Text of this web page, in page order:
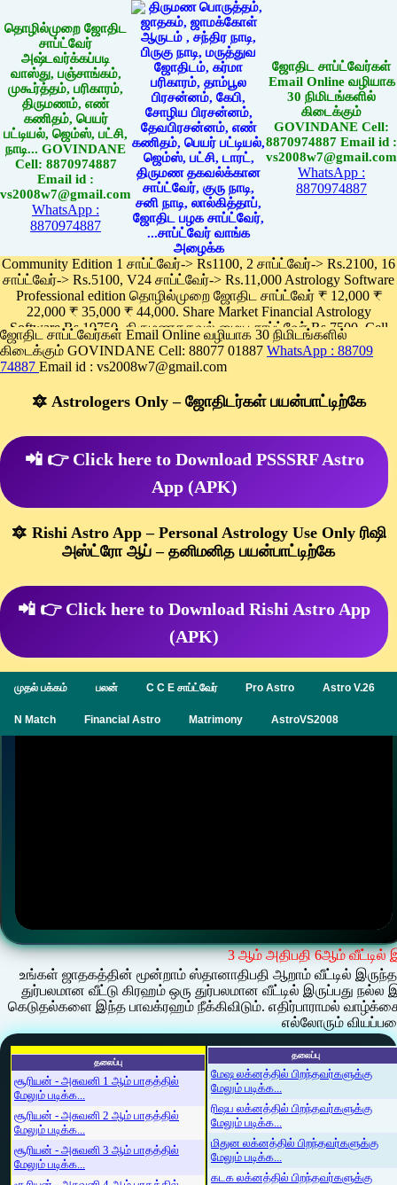
தொழில்முறை ஜோதிட
சாப்ட்வேர்
அஷ்டவர்க்கப்படி
வாஸ்து, பஞ்சாங்கம்,
முகூர்த்தம், பரிகாரம்,
திருமணம், எண்
கணிதம், பெயர்
பட்டியல், ஜெம்ஸ், பட்சி,
நாடி... GOVINDANE
Cell: 8870974887
Email id :
vs2008w7@gmail.com
WhatsApp :
8870974887
ஜோதிட சாப்ட்வேர்கள்
Email Online வழியாக
30 நிமிடங்களில்
கிடைக்கும்
GOVINDANE Cell:
8870974887 Email id :
vs2008w7@gmail.com
WhatsApp :
8870974887
Community Edition 1 சாப்ட்வேர்-> Rs1100, 2 சாப்ட்வேர்-> Rs.2100, 16
சாப்ட்வேர்-> Rs.5100, V24 சாப்ட்வேர்-> Rs.11,000 Astrology Software
Professional edition தொழில்முறை ஜோதிட சாப்ட்வேர் ₹ 12,000 ₹
22,000 ₹ 35,000 ₹ 44,000. Share Market Financial Astrology
Software Rs.19750, திருமணதகவல் மைய சாப்ட்வேர் Rs.7500, Cell
Phone App Rs. 1100
Pay online
ஜோதிட சாப்ட்வேர்கள் Email Online வழியாக 30 நிமிடங்களில்
கிடைக்கும் GOVINDANE Cell: 88077 01887 WhatsApp : 88709
74887 Email id : vs2008w7@gmail.com
🔯 Astrologers Only – ஜோதிடர்கள் பயன்பாட்டிற்கே
📲 👉 Click here to Download PSSSRF Astro
App (APK)
🔯 Rishi Astro App – Personal Astrology Use Only ரிஷி
அஸ்ட்ரோ ஆப் – தனிமனித பயன்பாட்டிற்கே
📲 👉 Click here to Download Rishi Astro App
(APK)
முதல் பக்கம் பலன் C C E சாப்ட்வேர் Pro Astro Astro V.26
N Match Financial Astro Matrimony AstroVS2008
3 ஆம் அதிபதி 6ஆம் வீட்டில்
உங்கள் ஜாதகத்தின் மூன்றாம் ஸ்தானாதிபதி ஆறாம் வீட்டில்
துர்பலமான வீட்டு கிரஹம் ஒரு துர்பலமான வீட்டில் இருப்பது
கெடுதல்களை இந்த பாவக்ரஹம் நீக்கிவிடும். எதிர்பாராமல்
எல்லோரும்
தலைப்பு
சூரியன் - அசுவனி 1 ஆம் பாதத்தில்
மேலும் படிக்க...
சூரியன் - அசுவனி 2 ஆம் பாதத்தில்
மேலும் படிக்க...
சூரியன் - அசுவனி 3 ஆம் பாதத்தில்
மேலும் படிக்க...
தலைப்பு
மேஷ லக்னத்தில் பிறந்தவர்களுக்கு
மேலும் படிக்க...
ரிஷப லக்னத்தில் பிறந்தவர்களுக்கு
மேலும் படிக்க...
மிதுன லக்னத்தில் பிறந்தவர்களுக்கு
மேலும் படிக்க...
கடக லக்னத்தில் பிறந்தவர்களுக்கு